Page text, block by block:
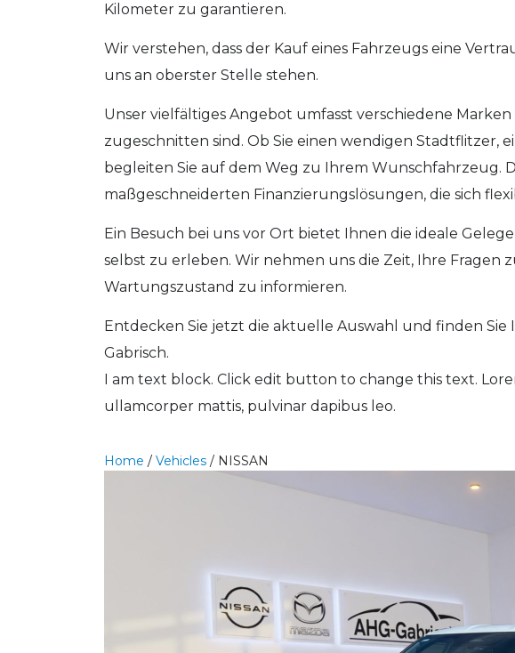
Kilometer zu garantieren.
Wir verstehen, dass der Kauf eines Fahrzeugs eine
uns an oberster Stelle stehen.
Unser vielfältiges Angebot umfasst verschiedene
zugeschnitten sind. Ob Sie einen wendigen Stadtflitzer,
begleiten Sie auf dem Weg zu Ihrem Wunschfahrzeug.
maßgeschneiderten Finanzierungslösungen, die sich
Ein Besuch bei uns vor Ort bietet Ihnen die ideale
selbst zu erleben. Wir nehmen uns die Zeit, Ihre
Wartungszustand zu informieren.
Entdecken Sie jetzt die aktuelle Auswahl und finden
Gabrisch.
I am text block. Click edit button to change this text.
ullamcorper mattis, pulvinar dapibus leo.
Home / Vehicles / NISSAN